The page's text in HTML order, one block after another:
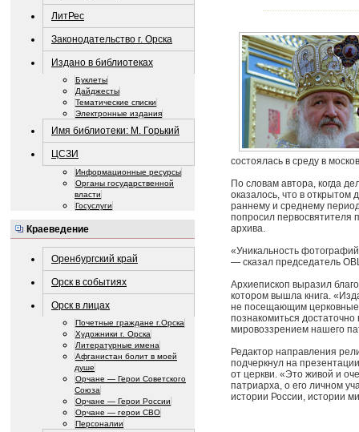
ЛитРес
Законодательство г. Орска
Издано в библиотеках
Буклеты
Дайджесты
Тематические списки
Электронные издания
Имя библиотеки: М. Горький
ЦСЗИ
Информационные ресурсы
Органы государственной
власти
Госуслуги
Краеведение
Оренбургский край
Орск в событиях
Орск в лицах
Почетные граждане г.Орска
Художники г. Орска
Литературные имена
Афганистан болит в моей
душе
Орчане — Герои Советского
Союза
Орчане — Герои России
Орчане — герои СВО
Персоналии
состоялась в среду в
По словам автора, когда
оказалось, что в открытом
раннему и среднему
попросил первосвятителя
архива.
«Уникальность
— сказал председатель
Архиепископ выразил
котором вышла книга.
не посещающим
познакомиться
мировоззрением нашего
Редактор направления
подчеркнул на
от церкви. «Это живой и
патриарха, о его личном
истории России, истории